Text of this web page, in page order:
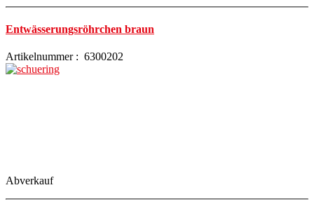
Entwässerungsröhrchen braun
Artikelnummer : 6300202
Abverkauf